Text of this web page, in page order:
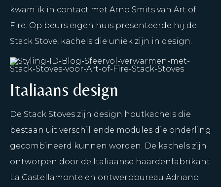
kwam ik in contact met Arno Smits van Art of
Fire. Op beurs eigen huis presenteerde hij de
Stack Stove, kachels die uniek zijn in design.
Italiaans design
De Stack Stoves zijn design houtkachels die
bestaan uit verschillende modules die onderling
gecombineerd kunnen worden. De kachels zijn
ontworpen door de Italiaanse haardenfabrikant
La Castellamonte en ontwerpbureau Adriano